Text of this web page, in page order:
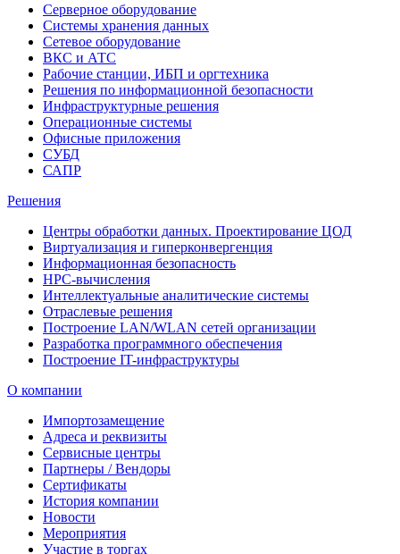
Серверное оборудование
Системы хранения данных
Сетевое оборудование
ВКС и АТС
Рабочие станции, ИБП и оргтехника
Решения по информационной безопасности
Инфраструктурные решения
Операционные системы
Офисные приложения
СУБД
САПР
Решения
Центры обработки данных. Проектирование ЦОД
Виртуализация и гиперконвергенция
Информационная безопасность
HPC-вычисления
Интеллектуальные аналитические системы
Отраслевые решения
Построение LAN/WLAN сетей организации
Разработка программного обеспечения
Построение IT-инфраструктуры
О компании
Импортозамещение
Адреса и реквизиты
Сервисные центры
Партнеры / Вендоры
Сертификаты
История компании
Новости
Мероприятия
Участие в торгах